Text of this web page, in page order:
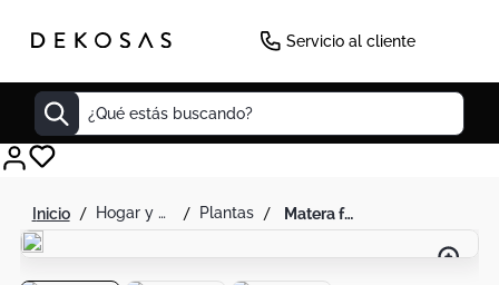
Servicio al cliente
¿Qué estás buscando?
hogar y decoración plantas matera furu 12 cm antracita
Decoracion